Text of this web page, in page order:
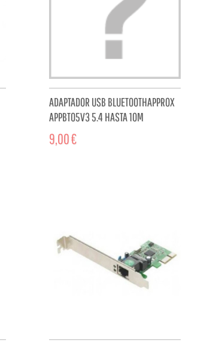
ADAPTADOR USB BLUETOOTHAPPROX
APPBT05V3 5.4 HASTA 10M
9,00 €